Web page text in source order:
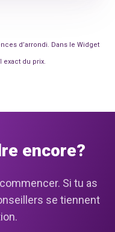
d’arrondi. Dans le Widget
exact du prix.
encore?
Si tu as
se tiennent